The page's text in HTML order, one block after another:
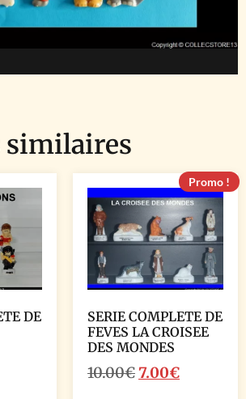
DE
Promo !
SERIE COMPLETE DE
FEVES LA CROISEE
DES MONDES
10.00€7.00€